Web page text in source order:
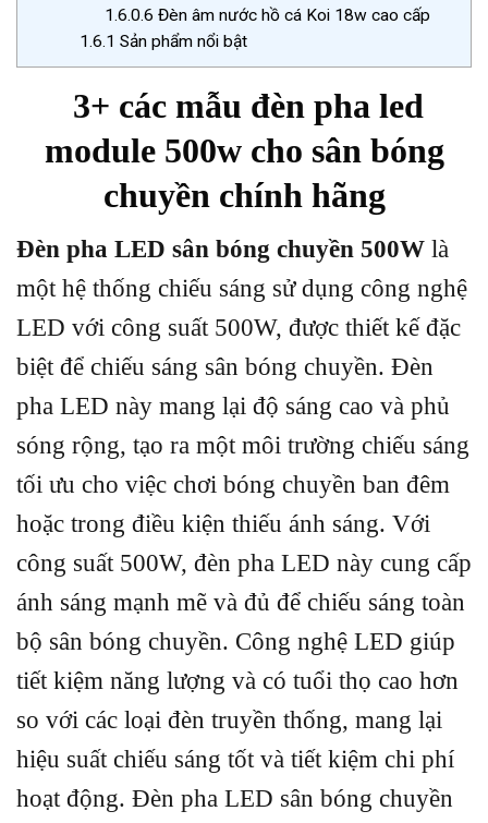
1.6.0.6 Đèn âm nước hồ cá Koi 18w cao cấp
1.6.1 Sản phẩm nổi bật
3+ các mẫu đèn pha led
module 500w cho sân bóng
chuyền chính hãng
Đèn pha LED sân bóng chuyền 500W là
một hệ thống chiếu sáng sử dụng công nghệ
LED với công suất 500W, được thiết kế đặc
biệt để chiếu sáng sân bóng chuyền. Đèn
pha LED này mang lại độ sáng cao và phủ
sóng rộng, tạo ra một môi trường chiếu sáng
tối ưu cho việc chơi bóng chuyền ban đêm
hoặc trong điều kiện thiếu ánh sáng. Với
công suất 500W, đèn pha LED này cung cấp
ánh sáng mạnh mẽ và đủ để chiếu sáng toàn
bộ sân bóng chuyền. Công nghệ LED giúp
tiết kiệm năng lượng và có tuổi thọ cao hơn
so với các loại đèn truyền thống, mang lại
hiệu suất chiếu sáng tốt và tiết kiệm chi phí
hoạt động. Đèn pha LED sân bóng chuyền